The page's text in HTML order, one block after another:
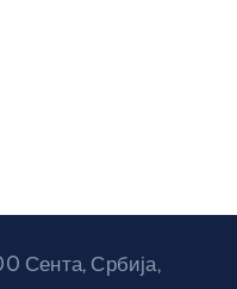
Сента, Србија,